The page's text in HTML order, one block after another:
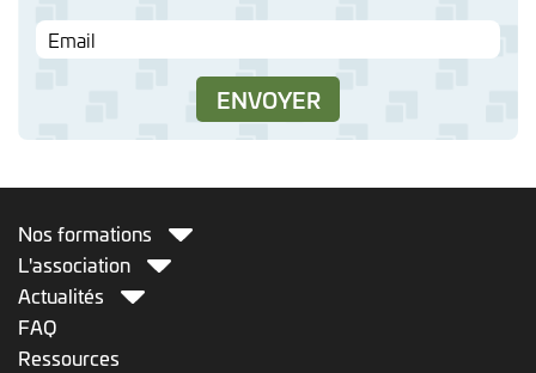
Nos formations
L'association
Actualités
FAQ
Ressources